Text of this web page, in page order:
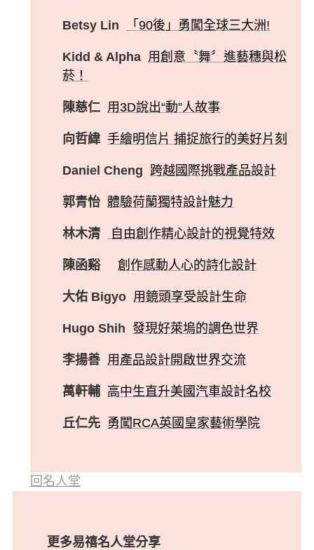
Betsy Lin 「90後」勇闖全球三大洲!
Kidd & Alpha 用創意〝舞〞進藝穗與松
菸！
陳慈仁 用3D說出“動”人故事
向哲緯 手繪明信片 捕捉旅行的美好片刻
Daniel Cheng 跨越國際挑戰產品設計
郭青怡 體驗荷蘭獨特設計魅力
林木清 自由創作精心設計的視覺特效
陳函谿 創作感動人心的詩化設計
大佑 Bigyo 用鏡頭享受設計生命
Hugo Shih 發現好萊塢的調色世界
李揚善 用產品設計開啟世界交流
萬軒輔 高中生直升美國汽車設計名校
丘仁先 勇闖RCA英國皇家藝術學院
回名人堂
更多易禧名人堂分享